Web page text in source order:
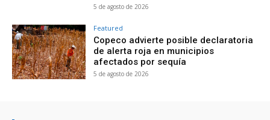
5 de agosto de 2026
Featured
Copeco advierte posible declaratoria
de alerta roja en municipios
afectados por sequía
5 de agosto de 2026